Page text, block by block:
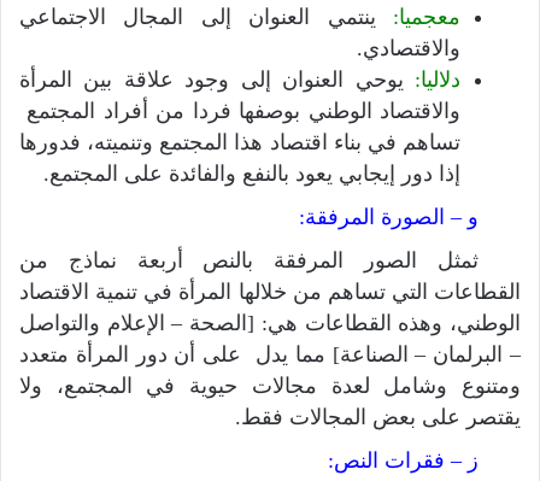
معجميا: ينتمي العنوان إلى المجال الاجتماعي
والاقتصادي.
دلاليا: يوحي العنوان إلى وجود علاقة بين المرأة
والاقتصاد الوطني بوصفها فردا من أفراد المجتمع
تساهم في بناء اقتصاد هذا المجتمع وتنميته، فدورها
إذا دور إيجابي يعود بالنفع والفائدة على المجتمع.
و – الصورة المرفقة:
ثمثل الصور المرفقة بالنص أربعة نماذج من
القطاعات التي تساهم من خلالها المرأة في تنمية الاقتصاد
الوطني، وهذه القطاعات هي: [الصحة – الإعلام والتواصل
– البرلمان – الصناعة] مما يدل على أن دور المرأة متعدد
ومتنوع وشامل لعدة مجالات حيوية في المجتمع، ولا
يقتصر على بعض المجالات فقط.
ز – فقرات النص: